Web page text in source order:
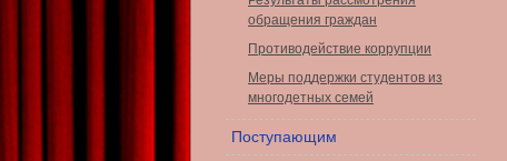
обращения граждан
Противодействие коррупции
Меры поддержки студентов из
многодетных семей
Поступающим